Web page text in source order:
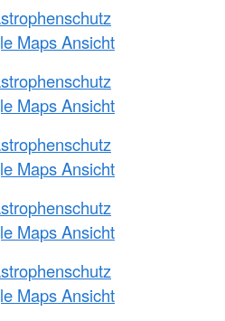
Maps Ansicht
Maps Ansicht
Maps Ansicht
Maps Ansicht
Maps Ansicht